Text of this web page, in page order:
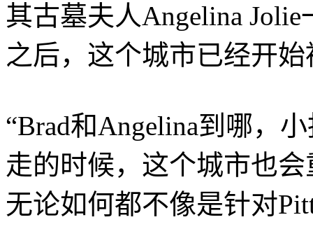
其古墓夫人Angelina
之后，这个城市已经开始
“Brad和Angelina到哪，
走的时候，这个城市也
无论如何都不像是针对